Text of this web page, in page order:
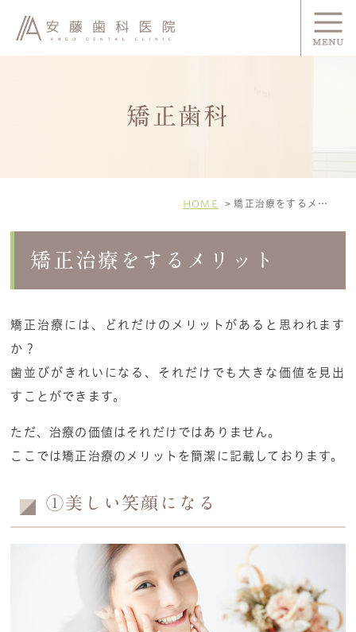
矯正歯科
HOME 矯正治療をするメリット
矯正治療をするメリット
矯正治療には、どれだけのメリットがあると思われます
か？
歯並びがきれいになる、それだけでも大きな価値を見出
すことができます。
ただ、治療の価値はそれだけではありません。
ここでは矯正治療のメリットを簡潔に記載しております。
①美しい笑顔になる